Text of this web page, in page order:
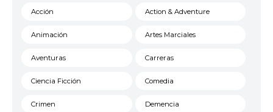
Acción Action & Adventure
Animación Artes Marciales
Aventuras Carreras
Ciencia Ficción Comedia
Crimen Demencia